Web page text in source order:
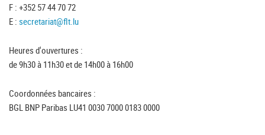
F : +352 57 44 70 72
E : secretariat@flt.lu
Heures d'ouvertures :
de 9h30 à 11h30 et de 14h00 à 16h00
Coordonnées bancaires :
BGL BNP Paribas LU41 0030 7000 0183 0000